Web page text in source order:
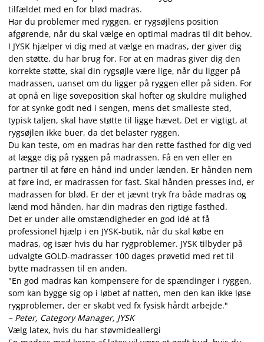
tilfældet med en for blød madras.
Har du problemer med ryggen, er rygsøjlens position
afgørende, når du skal vælge en optimal madras til dit behov.
I JYSK hjælper vi dig med at vælge en madras, der giver dig
den støtte, du har brug for. For at en madras giver dig den
korrekte støtte, skal din rygsøjle være lige, når du ligger på
madrassen, uanset om du ligger på ryggen eller på siden. For
at opnå en lige soveposition skal hofter og skuldre mulighed
for at synke godt ned i sengen, mens det smalleste sted,
typisk taljen, skal have støtte til ligge hævet. Det er vigtigt, at
rygsøjlen ikke buer, da det belaster ryggen.
Du kan teste, om en madras har den rette fasthed for dig ved
at lægge dig på ryggen på madrassen. Få en ven eller en
partner til at føre en hånd ind under lænden. Er hånden nem
at føre ind, er madrassen for fast. Skal hånden presses ind, er
madrassen for blød. Er der et jævnt tryk fra både madras og
lænd mod hånden, har din madras den rigtige fasthed.
Det er under alle omstændigheder en god idé at få
professionel hjælp i en JYSK-butik, når du skal købe en
madras, og især hvis du har rygproblemer. JYSK tilbyder på
udvalgte GOLD-madrasser 100 dages prøvetid med ret til
bytte madrassen til en anden.
"En god madras kan kompensere for de spændinger i ryggen,
som kan bygge sig op i løbet af natten, men den kan ikke løse
rygproblemer, der er skabt ved fx fysisk hårdt arbejde."
– Peter, Category Manager, JYSK
Vælg latex, hvis du har støvmideallergi